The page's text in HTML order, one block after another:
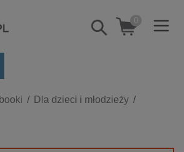
Pokaż/schowaj
wyszukiwarkę
0
prasa
aranżacja wnętrz
Dla dzieci i młodzieży